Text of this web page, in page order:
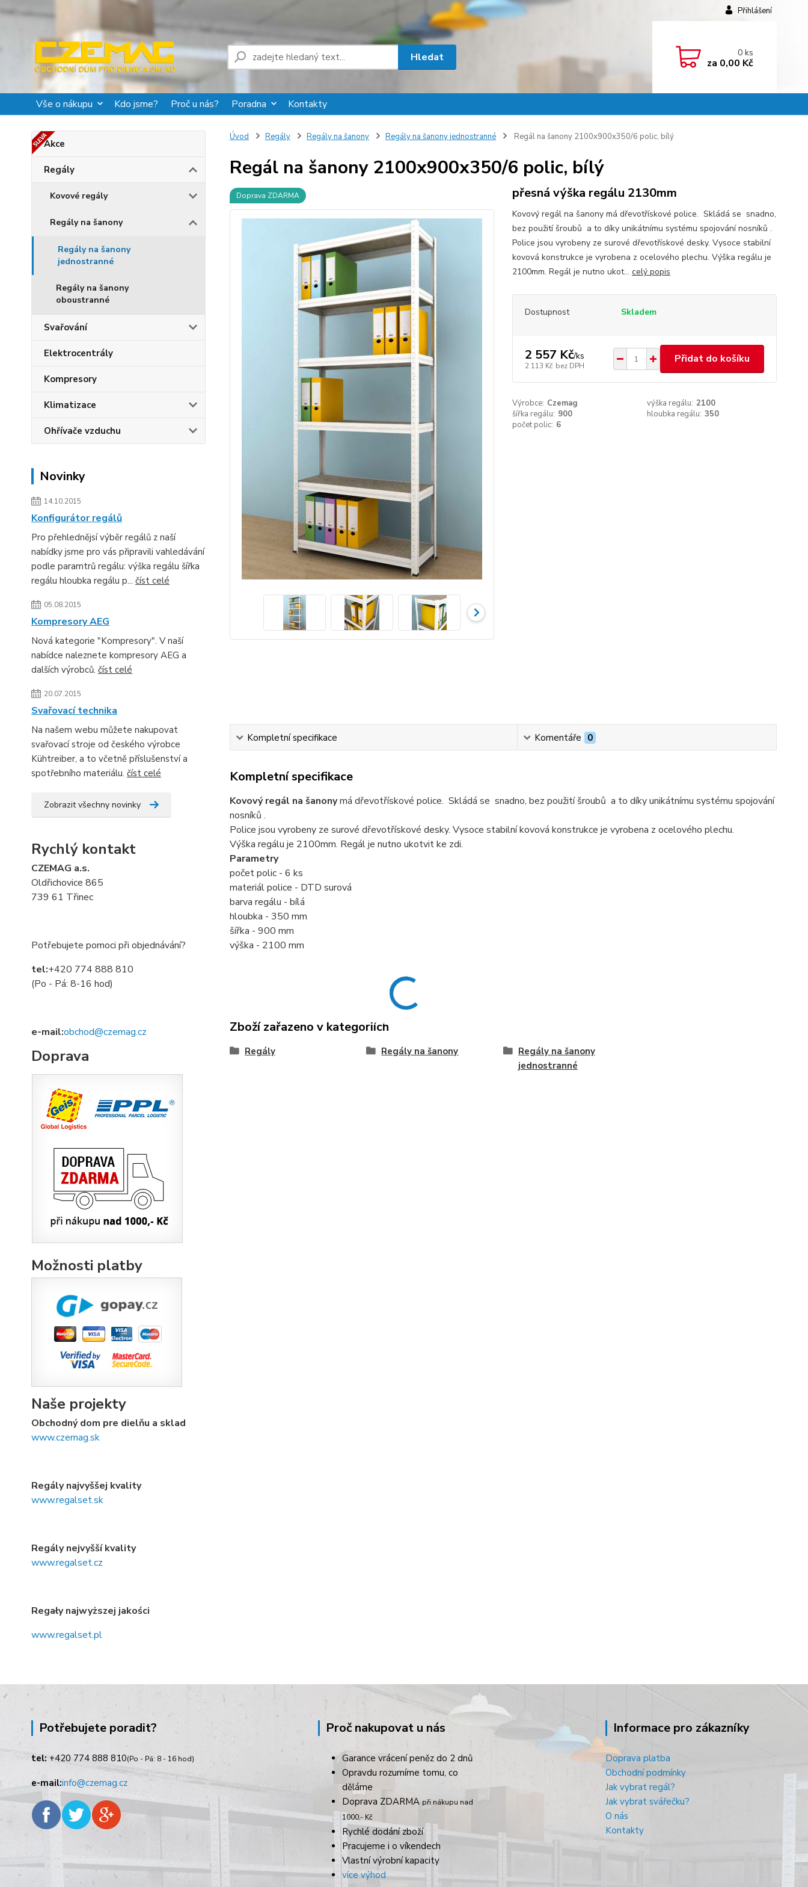
Vše o nákupu Kdo jsme? Proč u nás? Poradna Kontakty
Přihlášení
Hledat 0ks
za 0,00 Kč
Akce
Regály
Kovové regály
Regály na šanony
Regály na šanony
jednostranné
Regály na šanony
oboustranné
Svařování
Elektrocentrály
Kompresory
Klimatizace
Ohřívače vzduchu
Novinky
14.10.2015
Konfigurátor regálů
Pro přehlednějsí výběr regálů z naší
nabídky jsme pro vás připravili vahledávání
podle paramtrů regálu: výška regálu šířka
regálu hloubka regálu p... číst celé
05.08.2015
Kompresory AEG
Nová kategorie "Kompresory". V naší
nabídce naleznete kompresory AEG a
dalších výrobců. číst celé
20.07.2015
Svařovací technika
Na našem webu můžete nakupovat
svařovací stroje od českého výrobce
Kühtreiber, a to včetně příslušenství a
spotřebního materiálu. číst celé
Zobrazit všechny novinky
Rychlý kontakt
CZEMAG a.s.
Oldřichovice 865
739 61 Třinec
Potřebujete pomoci při objednávání?
tel:+420 774 888 810
(Po - Pá: 8-16 hod)
e-mail:obchod@czemag.cz
Doprava
Možnosti platby
Naše projekty
Obchodný dom pre dielňu a sklad
www.czemag.sk
Regály najvyššej kvality
www.regalset.sk
Regály nejvyšší kvality
www.regalset.cz
Regały najwyższej jakości
www.regalset.pl
Úvod Regály Regály na šanony Regály na šanony jednostranné Regál na šanony 2100x900x350/6 polic, bílý
Regál na šanony 2100x900x350/6 polic, bílý
Doprava ZDARMA přesná výška regálu 2130mm
Kovový regál na šanony má dřevotřískové police. Skládá se snadno,
bez použití šroubů a to díky unikátnímu systému spojování nosníků .
Police jsou vyrobeny ze surové dřevotřískové desky. Vysoce stabilní
kovová konstrukce je vyrobena z ocelového plechu. Výška regálu je
2100mm. Regál je nutno ukot... celý popis
Dostupnost Skladem
2 557 Kč/ks
2 113 Kč bez DPH
Přidat do košíku
Výrobce: Czemag výška regálu: 2100
šířka regálu: 900 hloubka regálu: 350
počet polic: 6
Kompletní specifikace Komentáře 0
Kompletní specifikace
Kovový regál na šanonymá dřevotřískové police. Skládá se snadno, bez použití šroubů a to díky unikátnímu systému spojování
nosníků .
Police jsou vyrobeny ze surové dřevotřískové desky. Vysoce stabilní kovová konstrukce je vyrobena z ocelového plechu.
Výška regálu je 2100mm. Regál je nutno ukotvit ke zdi.
Parametry
počet polic - 6 ks
materiál police - DTD surová
barva regálu - bílá
hloubka - 350 mm
šířka - 900 mm
výška - 2100 mm
Zboží zařazeno v kategoriích
Regály Regály na šanony
Regály na šanony
jednostranné
Potřebujete poradit?
tel:+420 774 888 810(Po - Pá: 8 - 16 hod)
e-mail:info@czemag.cz
Proč nakupovat u nás
Garance vrácení peněz do 2 dnů
Opravdu rozumíme tomu, co
děláme
Doprava ZDARMA při nákupu nad
1000,- Kč
Rychlé dodání zboží
Pracujeme i o víkendech
Vlastní výrobní kapacity
více výhod
Informace pro zákazníky
Doprava platba
Obchodní podmínky
Jak vybrat regál?
Jak vybrat svářečku?
O nás
Kontakty